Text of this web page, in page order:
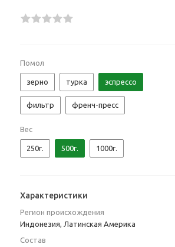
Помол
зерно турка эспрессо
фильтр френч-пресс
Вес
250г. 500г. 1000г.
Характеристики
Регион происхождения
Индонезия, Латинская Америка
Состав